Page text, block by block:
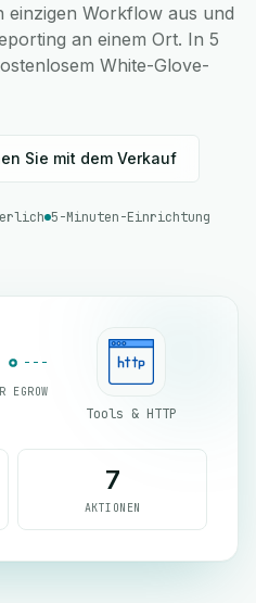
einzigen Workflow aus und
an einem Ort. In 5
White-Glove-
Sie mit dem Verkauf
5-Minuten-Einrichtung
EGROW
Tools & HTTP
7
AKTIONEN